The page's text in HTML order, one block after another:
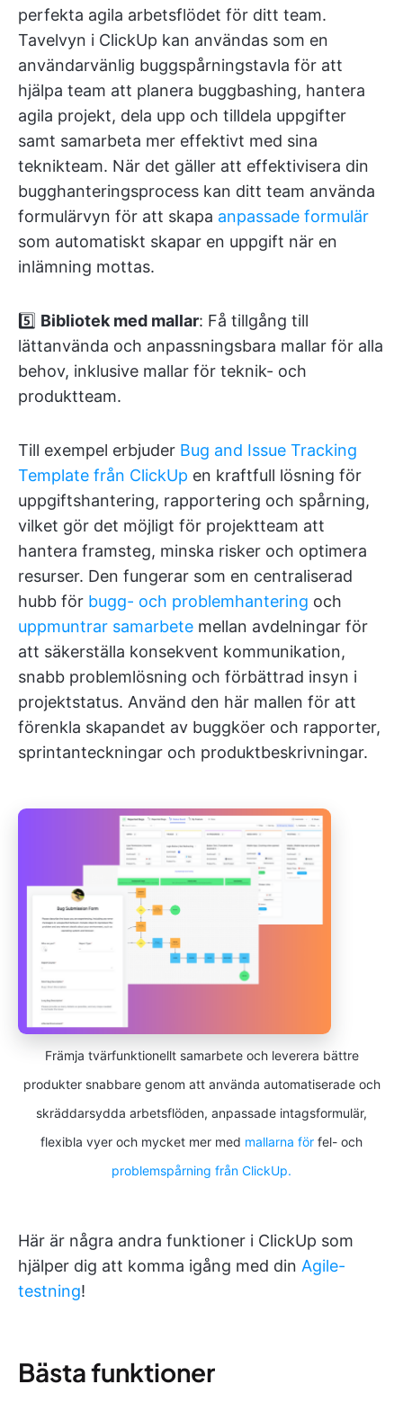
perfekta agila arbetsflödet för ditt team.
Tavelvyn i ClickUp kan användas som en
användarvänlig buggspårningstavla för att
hjälpa team att planera buggbashing, hantera
agila projekt, dela upp och tilldela uppgifter
samt samarbeta mer effektivt med sina
teknikteam. När det gäller att effektivisera din
bugghanteringsprocess kan ditt team använda
formulärvyn för att skapa anpassade formulär
som automatiskt skapar en uppgift när en
inlämning mottas.
5️⃣ Bibliotek med mallar: Få tillgång till
lättanvända och anpassningsbara mallar för alla
behov, inklusive mallar för teknik- och
produktteam.
Till exempel erbjuder Bug and Issue Tracking
Template från ClickUp en kraftfull lösning för
uppgiftshantering, rapportering och spårning,
vilket gör det möjligt för projektteam att
hantera framsteg, minska risker och optimera
resurser. Den fungerar som en centraliserad
hubb för bugg- och problemhantering och
uppmuntrar samarbete mellan avdelningar för
att säkerställa konsekvent kommunikation,
snabb problemlösning och förbättrad insyn i
projektstatus. Använd den här mallen för att
förenkla skapandet av buggköer och rapporter,
sprintanteckningar och produktbeskrivningar.
Främja tvärfunktionellt samarbete och leverera bättre
produkter snabbare genom att använda automatiserade och
skräddarsydda arbetsflöden, anpassade intagsformulär,
flexibla vyer och mycket mer med mallarna för fel- och
problemspårning från ClickUp.
Här är några andra funktioner i ClickUp som
hjälper dig att komma igång med din Agile-
testning!
Bästa funktioner